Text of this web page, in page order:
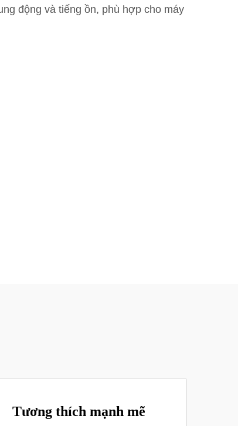
động và tiếng ồn, phù hợp cho máy
Tương thích mạnh mẽ